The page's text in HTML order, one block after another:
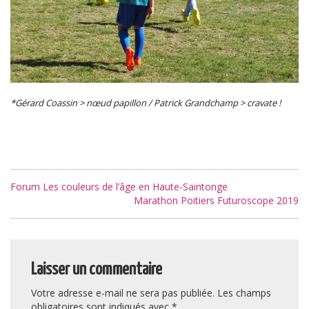
*Gérard Coassin > nœud papillon / Patrick Grandchamp > cravate !
Navigation
de
Forum Les couleurs de l’âge en Haute-Saintonge
Marathon Poitiers Futuroscope 2019
Laisser un commentaire
Votre adresse e-mail ne sera pas publiée. Les champs